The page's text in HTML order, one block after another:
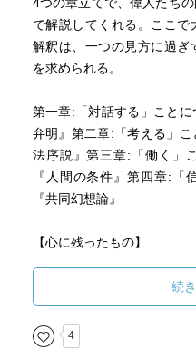
で解説してくれる。ここ
解釈は、一つの見方に過ぎ
を求められる。
第一章:「対話する」こと
弁明』第二章:「考える」
法序説』第三章:「働く」
『人間の条件』第四章:「
『共同幻想論』
【心に残ったもの】
・嫌いな人が大切なこと
い。でもそれを認めるには
・「眼光紙背に徹す」とは
語なものを認識すること
続
4